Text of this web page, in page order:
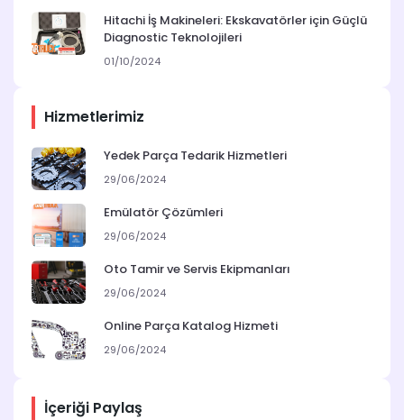
Hitachi İş Makineleri: Ekskavatörler için Güçlü
Diagnostic Teknolojileri
01/10/2024
Hizmetlerimiz
Yedek Parça Tedarik Hizmetleri
29/06/2024
Emülatör Çözümleri
29/06/2024
Oto Tamir ve Servis Ekipmanları
29/06/2024
Online Parça Katalog Hizmeti
29/06/2024
İçeriği Paylaş